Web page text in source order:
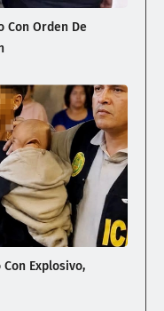
Con Orden De
Explosivo,